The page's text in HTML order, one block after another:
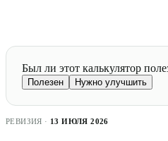
Был ли этот калькулятор
Полезен Нужно улучшить
РЕВИЗИЯ · 13 ИЮЛЯ 2026